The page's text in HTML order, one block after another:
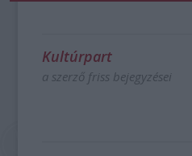
Kultúrpart
a szerző friss bejegyzései